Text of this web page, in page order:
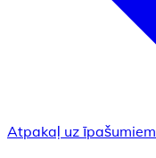
Atpakaļ uz īpašumiem